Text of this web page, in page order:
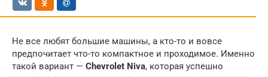
Не все любят большие машины, а кто-то и вовсе
предпочитает что-то компактное и проходимое. Именно
такой вариант — Chevrolet Niva, которая успешно